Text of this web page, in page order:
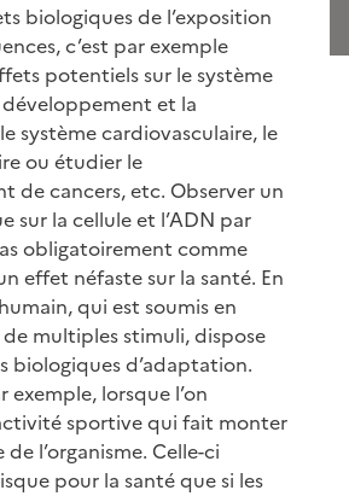
biologiques de l’exposition
c’est par exemple
potentiels sur le système
développement et la
système cardiovasculaire, le
ou étudier le
de cancers, etc. Observer un
sur la cellule et l’ADN par
obligatoirement comme
effet néfaste sur la santé. En
qui est soumis en
multiples stimuli, dispose
biologiques d’adaptation.
exemple, lorsque l’on
sportive qui fait monter
l’organisme. Celle-ci
pour la santé que si les